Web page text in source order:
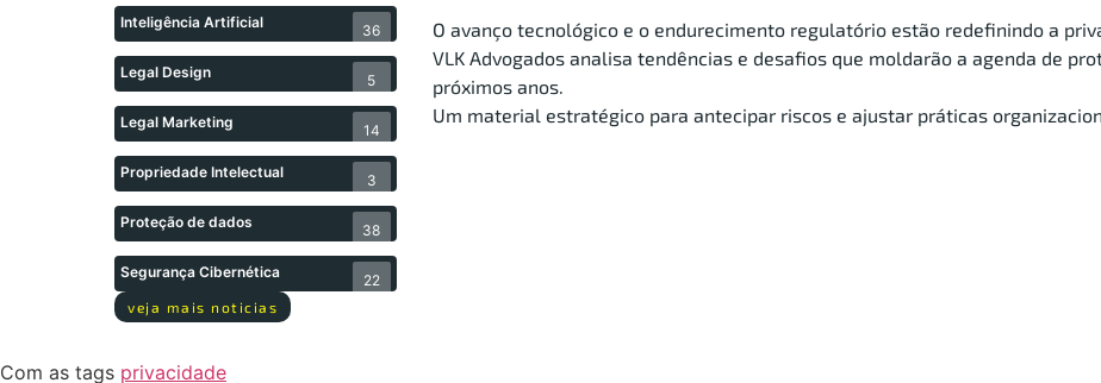
Inteligência Artificial 36
Legal Design 5
Legal Marketing 14
Propriedade Intelectual 3
Proteção de dados 38
Segurança Cibernética 22
veja mais noticias
O avanço tecnológico e o endurecimento regulatório estão redefinindo a
VLK Advogados analisa tendências e desafios que moldarão a agenda de
próximos anos.
Um material estratégico para antecipar riscos e ajustar práticas
Com as tags privacidade